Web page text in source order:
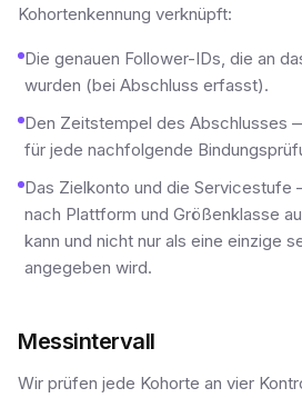
Kohortenkennung verknüpft:
Die genauen Follower-IDs, die an
wurden (bei Abschluss erfasst).
Den Zeitstempel des Abschlusses
für jede nachfolgende
Das Zielkonto und die Servicestufe
nach Plattform und Größenklasse
kann und nicht nur als eine einzige
angegeben wird.
Messintervall
Wir prüfen jede Kohorte an vier